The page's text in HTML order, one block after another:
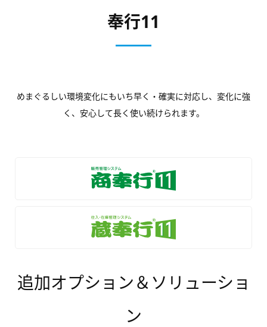
奉行11
めまぐるしい環境変化にもいち早く・確実に対応し、変化に強
く、安心して長く使い続けられます。
追加オプション＆ソリューショ
ン